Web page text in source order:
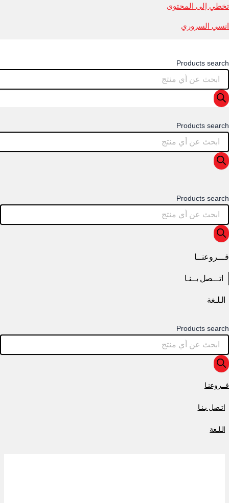
تخطي إلى المحتوى
انسي السروري
Products search
Products search
Products search
فـــروعنــا
اتـــصل بــنـا
الـلـغة
Products search
فــروعنـا
اتـصل بـنـا
الـلـغة